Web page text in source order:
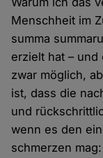
Menschheit im
summa
erzielt hat –
zwar möglich,
ist, dass die
und
wenn es den
schmerzen